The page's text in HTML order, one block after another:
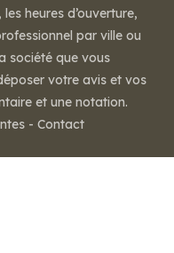
heures d’ouverture,
par ville ou
société que vous
votre avis et vos
et une notation.
- Contact